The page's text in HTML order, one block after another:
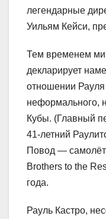
легендарные
Уильям Кейси,
Тем временем
декларирует
отношении
неформального,
Кубы. (Главный
41-летний
Повод — самолёт
Brothers to the
года.
Рауль Кастро,